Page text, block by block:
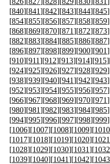
[840][841][842][843][844][845
[854][855][856][857][858][859
[868][869][870][871][872][873
[882][883][884][885][886][887
[896][897][898][899][900][901
[910][911][912][913][914][915
[924][925][926][927][928][929
[938][939][940][941][942][943
[952][953][954][955][956][957
[966][967][968][969][970][971
[980][981][982][983][984][985
[994][995][996][997][998][999
[1006][1007][1008][1009][1010
[1017][1018][1019][1020][1021
[1028][1029][1030][1031][1032
[1039][1040][1041][1042][1043